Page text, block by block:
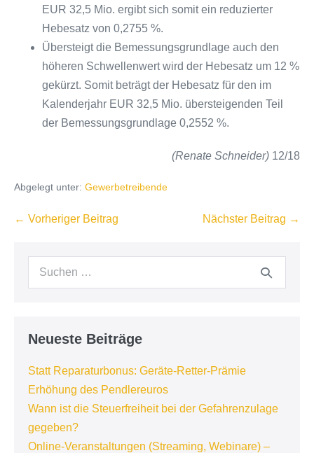
EUR 32,5 Mio. ergibt sich somit ein reduzierter
Hebesatz von 0,2755 %.
Übersteigt die Bemessungsgrundlage auch den
höheren Schwellenwert wird der Hebesatz um 12 %
gekürzt. Somit beträgt der Hebesatz für den im
Kalenderjahr EUR 32,5 Mio. übersteigenden Teil
der Bemessungsgrundlage 0,2552 %.
(Renate Schneider) 12/18
Abgelegt unter: Gewerbetreibende
Beitragsnavigation
← Vorheriger Beitrag Nächster Beitrag →
Suchen
Neueste Beiträge
Statt Reparaturbonus: Geräte-Retter-Prämie
Erhöhung des Pendlereuros
Wann ist die Steuerfreiheit bei der Gefahrenzulage
gegeben?
Online-Veranstaltungen (Streaming, Webinare) –